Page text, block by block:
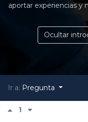
aportar experiencias y
Ocultar
Ir a: Pregunta
1